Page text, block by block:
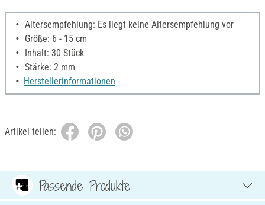
Altersempfehlung: Es liegt keine Altersempfehlung vor
Größe: 6 - 15 cm
Inhalt: 30 Stück
Stärke: 2 mm
Herstellerinformationen
Artikel teilen:
Passende Produkte